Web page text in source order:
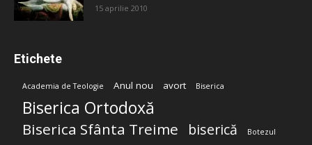
15 aprilie 2010
Etichete
Academia de Teologie Anul nou avort Biserica
Biserica Ortodoxă
Biserica Sfânta Treime biserică Botezul